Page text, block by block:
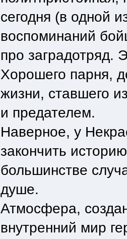
сегодня (в одной
воспоминаний
про заградотряд.
Хорошего парня,
жизни, ставшего
и предателем.
Наверное, у
закончить
большинстве
душе.
Атмосфера,
внутренний мир